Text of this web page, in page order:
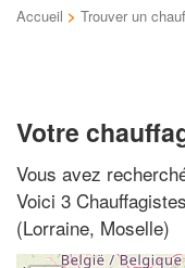
Accueil > Trouver un
Votre
Vous avez
Voici 3
(Lorraine, Moselle)